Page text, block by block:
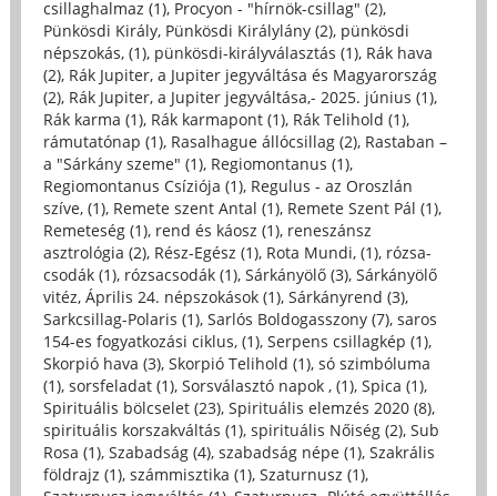
csillaghalmaz (1), Procyon - "hírnök-csillag" (2),
Pünkösdi Király, Pünkösdi Királylány (2), pünkösdi
népszokás, (1), pünkösdi-királyválasztás (1), Rák hava
(2), Rák Jupiter, a Jupiter jegyváltása és Magyarország
(2), Rák Jupiter, a Jupiter jegyváltása,- 2025. június (1),
Rák karma (1), Rák karmapont (1), Rák Telihold (1),
rámutatónap (1), Rasalhague állócsillag (2), Rastaban –
a "Sárkány szeme" (1), Regiomontanus (1),
Regiomontanus Csíziója (1), Regulus - az Oroszlán
szíve, (1), Remete szent Antal (1), Remete Szent Pál (1),
Remeteség (1), rend és káosz (1), reneszánsz
asztrológia (2), Rész-Egész (1), Rota Mundi, (1), rózsa-
csodák (1), rózsacsodák (1), Sárkányölő (3), Sárkányölő
vitéz, Április 24. népszokások (1), Sárkányrend (3),
Sarkcsillag-Polaris (1), Sarlós Boldogasszony (7), saros
154-es fogyatkozási ciklus, (1), Serpens csillagkép (1),
Skorpió hava (3), Skorpió Telihold (1), só szimbóluma
(1), sorsfeladat (1), Sorsválasztó napok , (1), Spica (1),
Spirituális bölcselet (23), Spirituális elemzés 2020 (8),
spirituális korszakváltás (1), spirituális Nőiség (2), Sub
Rosa (1), Szabadság (4), szabadság népe (1), Szakrális
földrajz (1), számmisztika (1), Szaturnusz (1),